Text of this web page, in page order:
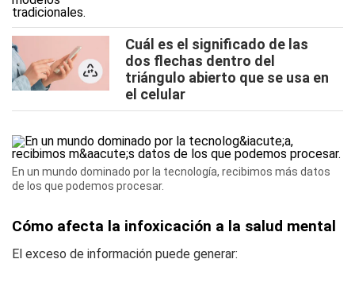
Cuál es el significado de las
dos flechas dentro del
triángulo abierto que se usa en
el celular
En un mundo dominado por la tecnología, recibimos más datos
de los que podemos procesar.
Cómo afecta la infoxicación a la salud mental
El exceso de información puede generar: